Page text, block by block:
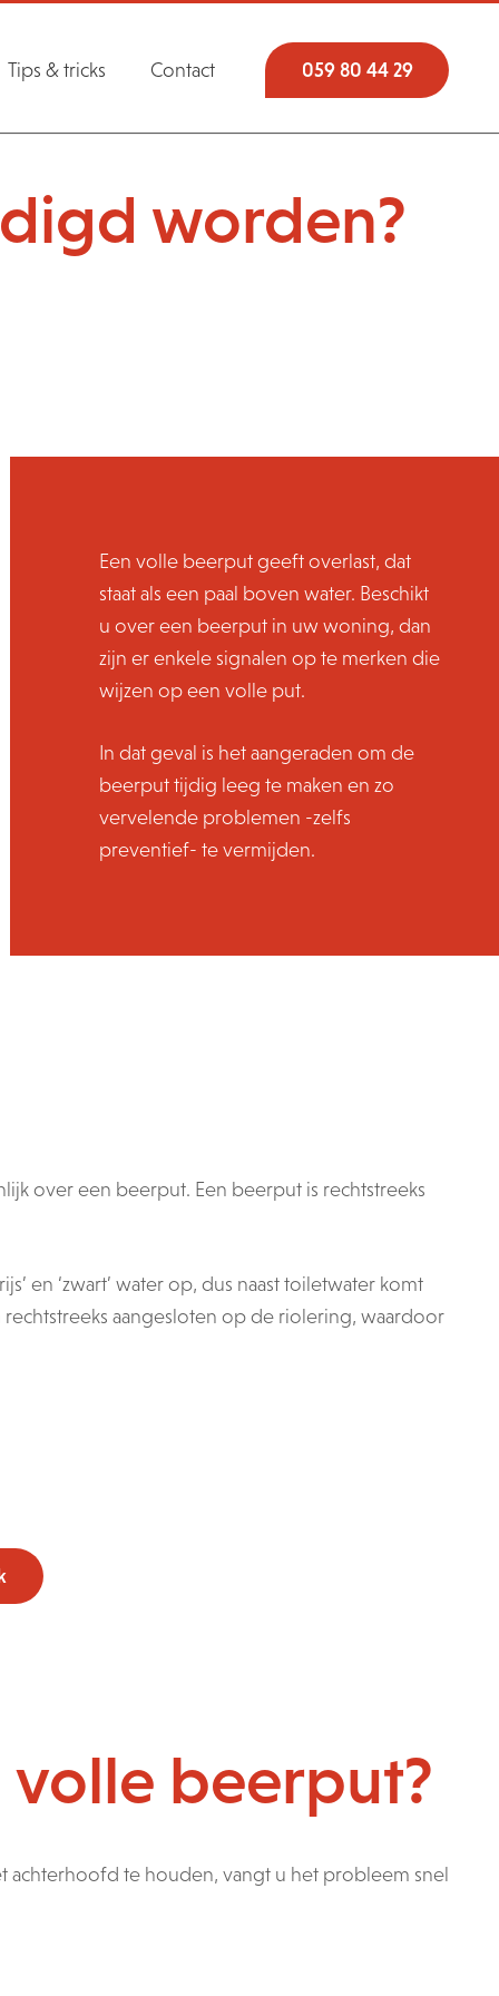
Tips & tricks Contact 059 80 44 29
worden?
Een volle beerput geeft overlast, dat
staat als een paal boven water. Beschikt
u over een beerput in uw woning, dan
zijn er enkele signalen op te merken die
wijzen op een volle put.
In dat geval is het aangeraden om de
beerput tijdig leeg te maken en zo
vervelende problemen -zelfs
preventief- te vermijden.
over een beerput. Een beerput is rechtstreeks
en ‘zwart’ water op, dus naast toiletwater komt
aangesloten op de riolering, waardoor
beerput?
achterhoofd te houden, vangt u het probleem snel